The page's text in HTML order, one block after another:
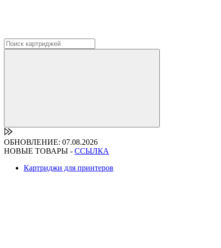
ОБНОВЛЕНИЕ: 07.08.2026
НОВЫЕ ТОВАРЫ - ССЫЛКА
Картриджи для принтеров